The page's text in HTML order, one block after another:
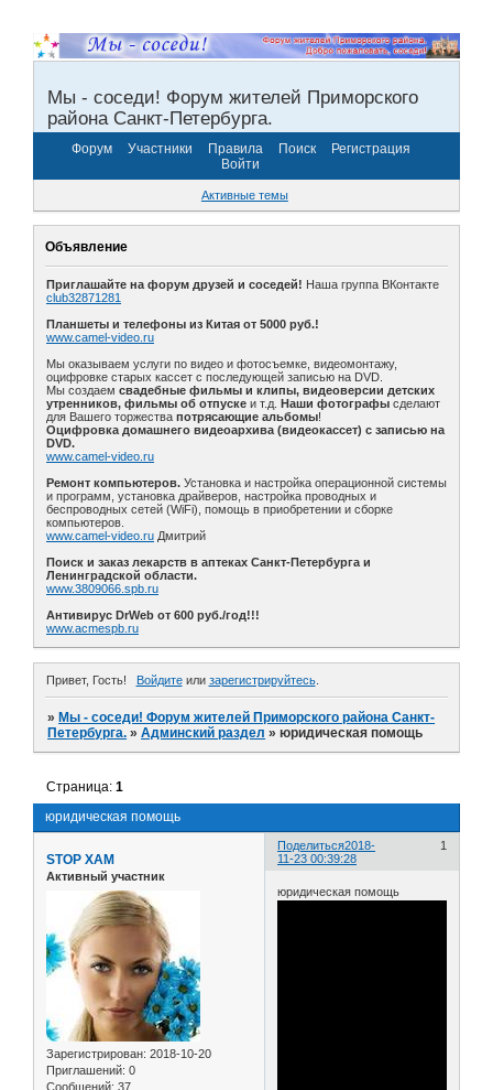
Мы - соседи! Форум жителей Приморского
района Санкт-Петербурга.
Форум Участники Правила Поиск
Регистрация
Войти
Активные темы
Объявление
Приглашайте на форум друзей и соседей! Наша группа ВКонтакте
club32871281
Планшеты и телефоны из Китая от 5000 руб.!
www.camel-video.ru
Мы оказываем услуги по видео и фотосъемке, видеомонтажу,
оцифровке старых кассет с последующей записью на DVD.
Мы создаем свадебные фильмы и клипы, видеоверсии детских
утренников, фильмы об отпуске и т.д. Наши фотографы сделают
для Вашего торжества потрясающие альбомы!
Оцифровка домашнего видеоархива (видеокассет) с записью на
DVD.
www.camel-video.ru
Ремонт компьютеров. Установка и настройка операционной системы
и программ, установка драйверов, настройка проводных и
беспроводных сетей (WiFi), помощь в приобретении и сборке
компьютеров.
www.camel-video.ru Дмитрий
Поиск и заказ лекарств в аптеках Санкт-Петербурга и
Ленинградской области.
www.3809066.spb.ru
Антивирус DrWeb от 600 руб./год!!!
www.acmespb.ru
Привет, Гость! Войдитеили зарегистрируйтесь.
» Мы - соседи! Форум жителей Приморского района Санкт-
Петербурга. »Админский раздел »юридическая помощь
юридическая помощь
Страница:1
Поделиться 1
2018-
11-23 00:39:28
STOP XAM
Активный участник
Зарегистрирован: 2018-10-20
Приглашений: 0
Сообщений: 37
юридическая помощь